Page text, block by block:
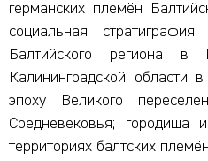
германских племён
социальная
Балтийского региона
Калининградской области
эпоху Великого
Средневековья; городища
территориях балтских